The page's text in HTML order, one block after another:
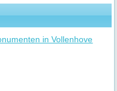
in Vollenhove